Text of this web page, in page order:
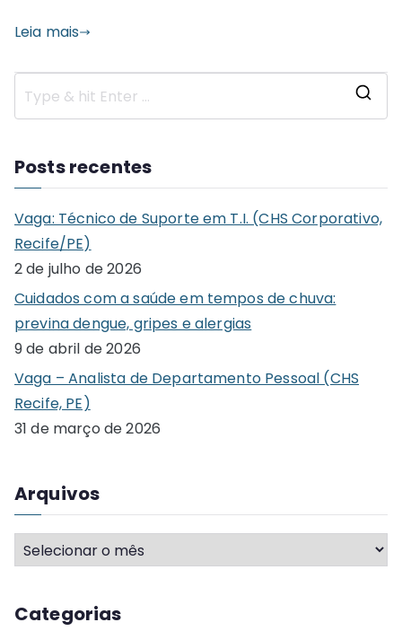
Leia mais
Posts recentes
Vaga: Técnico de Suporte em T.I. (CHS Corporativo,
Recife/PE)
2 de julho de 2026
Cuidados com a saúde em tempos de chuva:
previna dengue, gripes e alergias
9 de abril de 2026
Vaga – Analista de Departamento Pessoal (CHS
Recife, PE)
31 de março de 2026
Arquivos
A
r
u
Categorias